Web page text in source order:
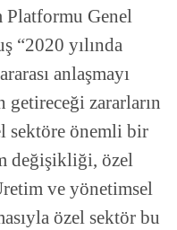
Platformu Genel
“2020 yılında
anlaşmayı
getireceği zararların
sektöre önemli bir
değişikliği, özel
ve yönetimsel
özel sektör bu